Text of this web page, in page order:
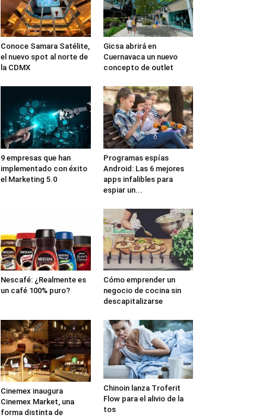
Conoce Samara Satélite,
el nuevo spot al norte de
la CDMX
Gicsa abrirá en
Cuernavaca un nuevo
concepto de outlet
9 empresas que han
implementado con éxito
el Marketing 5.0
Programas espías
Android: Las 6 mejores
apps infalibles para
espiar un...
Nescafé: ¿Realmente es
un café 100% puro?
Cómo emprender un
negocio de cocina sin
descapitalizarse
Cinemex inaugura
Cinemex Market, una
forma distinta de
Chinoin lanza Troferit
Flow para el alivio de la
tos